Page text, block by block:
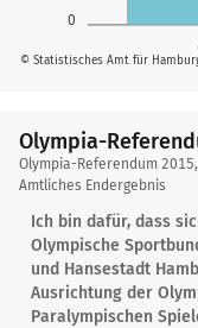
0
© Statistisches Amt für
Olympia-
Olympia-
Referendum
2015
Olympia-Referendum
Amtliches Endergebnis
Ich bin dafür, dass
Olympische
und Hansestadt
Ausrichtung der
Paralympischen